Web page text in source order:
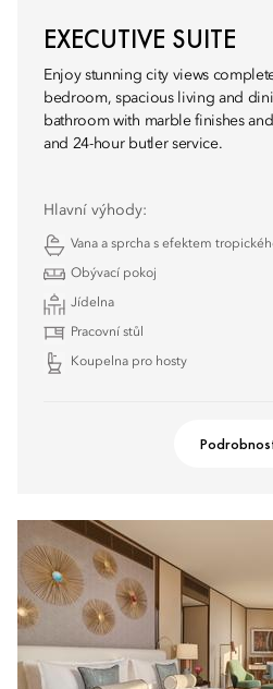
EXECUTIVE SUITE
Enjoy stunning city views
bedroom, spacious living and
bathroom with marble finishes
and 24-hour butler service.
Hlavní výhody:
Vana a sprcha s efektem
Obývací pokoj
Jídelna
Pracovní stůl
Koupelna pro hosty